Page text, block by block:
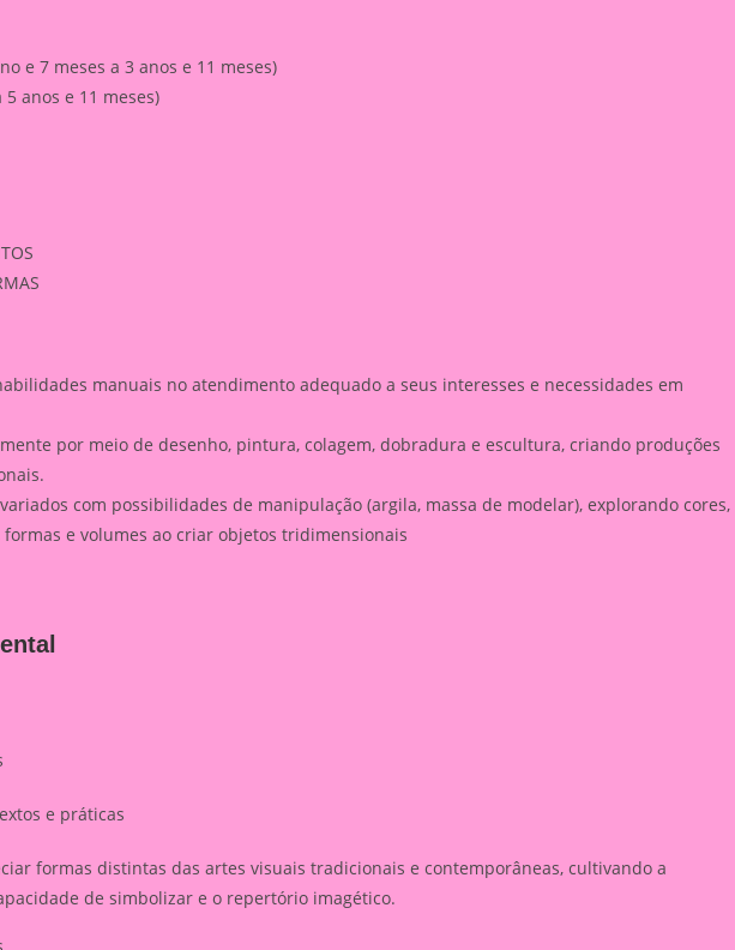
e 7 meses a 3 anos e 11 meses)
anos e 11 meses)
manuais no atendimento adequado a seus interesses e necessidades em
por meio de desenho, pintura, colagem, dobradura e escultura, criando produções
com possibilidades de manipulação (argila, massa de modelar), explorando cores,
e volumes ao criar objetos tridimensionais
e práticas
formas distintas das artes visuais tradicionais e contemporâneas, cultivando a
de simbolizar e o repertório imagético.